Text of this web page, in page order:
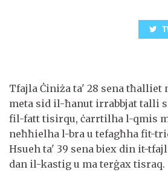
Tfajla Ċiniża ta' 28 sena tħalliet
meta sid il-ħanut irrabbjat talli
fil-fatt tisirqu, ċarrtilha l-qmis
neħħielha l-bra u tefagħha fit-
Hsueh ta' 39 sena biex din it-
dan il-kastig u ma terġax tisraq.